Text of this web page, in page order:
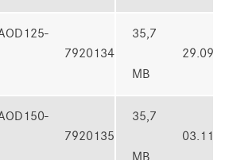
7920134
35,7
MB
7920135
35,7
MB